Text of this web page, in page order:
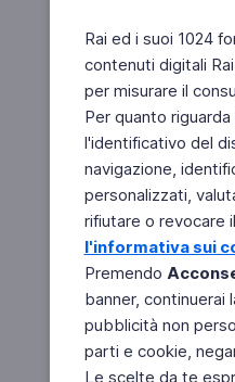
Rai ed i suoi 1024
contenuti digitali
per misurare il
Per quanto
l'identificativo del
navigazione,
personalizzati,
rifiutare o revocare
l'informativa sui
Premendo
banner, continuerai
pubblicità non
parti e cookie,
Le scelte da te